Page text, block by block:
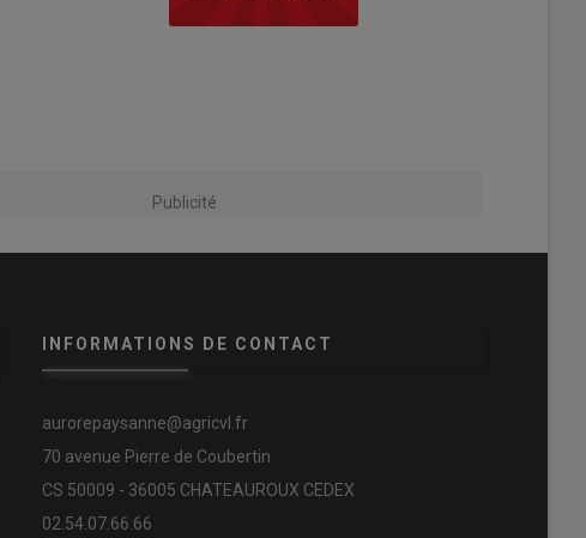
Publicité
INFORMATIONS DE CONTACT
aurorepaysanne@agricvl.fr
70 avenue Pierre de Coubertin
CS 50009 - 36005 CHATEAUROUX CEDEX
02.54.07.66.66